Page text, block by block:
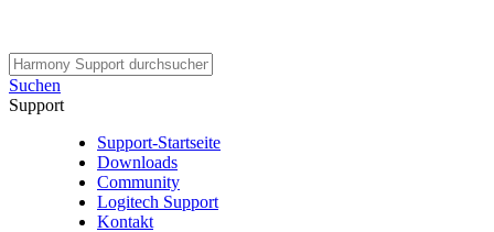
Suchen
Support
Support-Startseite
Downloads
Community
Logitech Support
Kontakt